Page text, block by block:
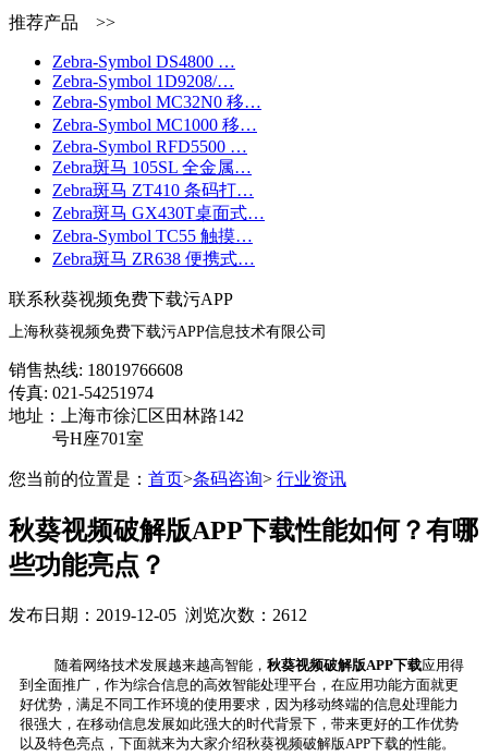
推荐产品 >>
Zebra-Symbol DS4800 …
Zebra-Symbol 1D9208/…
Zebra-Symbol MC32N0 移…
Zebra-Symbol MC1000 移…
Zebra-Symbol RFD5500 …
Zebra斑马 105SL 全金属…
Zebra斑马 ZT410 条码打…
Zebra斑马 GX430T桌面式…
Zebra-Symbol TC55 触摸…
Zebra斑马 ZR638 便携式…
联系秋葵视频免费下载污APP
上海秋葵视频免费下载污APP信息技术有限公司
销售热线: 18019766608
传真: 021-54251974
地址：上海市徐汇区田林路142
号H座701室
您当前的位置是： 首页>条码咨询> 行业资讯
秋葵视频破解版APP下载性能如何？有哪
些功能亮点？
发布日期：2019-12-05 浏览次数：2612
随着网络技术发展越来越高智能， 秋葵视频破解版APP下载应用得
到全面推广，作为综合信息的高效智能处理平台，在应用功能方面就更
好优势，满足不同工作环境的使用要求，因为移动终端的信息处理能力
很强大，在移动信息发展如此强大的时代背景下，带来更好的工作优势
以及特色亮点，下面就来为大家介绍秋葵视频破解版APP下载的性能。